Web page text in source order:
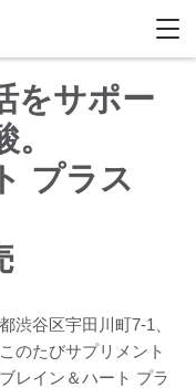
をサポー
プラス
渋谷区宇田川町7-1、
のたびサプリメント
レイン＆ハート プラ